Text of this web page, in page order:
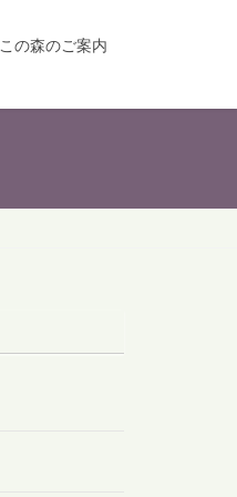
この森のご案内